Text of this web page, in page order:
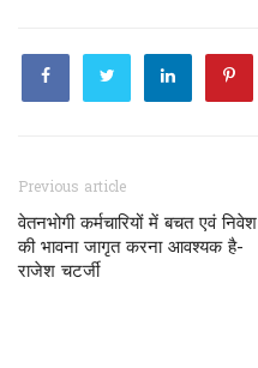
Previous article
वेतनभोगी कर्मचारियों में बचत एवं निवेश
की भावना जागृत करना आवश्यक है-
राजेश चटर्जी